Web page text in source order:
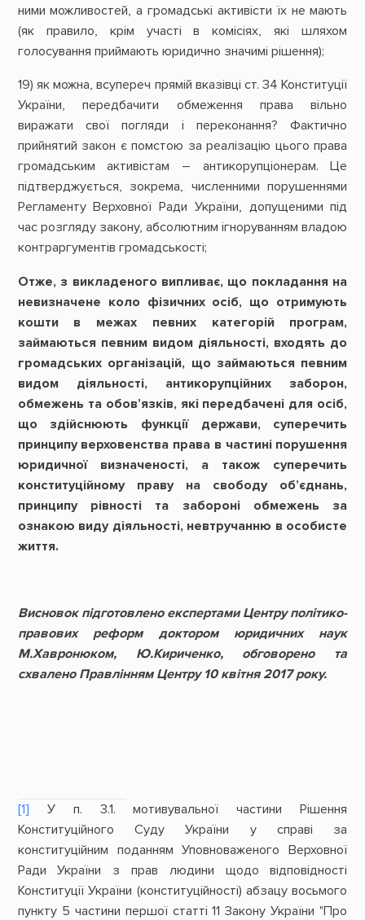
ними можливостей, а громадські активісти їх не мають
(як правило, крім участі в комісіях, які шляхом
голосування приймають юридично значимі рішення);
19) як можна, всупереч прямій вказівці ст. 34 Конституції
України, передбачити обмеження права вільно
виражати свої погляди і переконання? Фактично
прийнятий закон є помстою за реалізацію цього права
громадським активістам – антикорупціонерам. Це
підтверджується, зокрема, численними порушеннями
Регламенту Верховної Ради України, допущеними під
час розгляду закону, абсолютним ігноруванням владою
контраргументів громадськості;
Отже, з викладеного випливає, що покладання на
невизначене коло фізичних осіб, що отримують
кошти в межах певних категорій програм,
займаються певним видом діяльності, входять до
громадських організацій, що займаються певним
видом діяльності, антикорупційних заборон,
обмежень та обов’язків, які передбачені для осіб,
що здійснюють функції держави, суперечить
принципу верховенства права в частині порушення
юридичної визначеності, а також суперечить
конституційному праву на свободу об’єднань,
принципу рівності та забороні обмежень за
ознакою виду діяльності, невтручанню в особисте
життя.
Висновок підготовлено експертами Центру політико-
правових реформ доктором юридичних наук
М.Хавронюком, Ю.Кириченко, обговорено та
схвалено Правлінням Центру 10 квітня 2017 року.
[1] У п. 3.1. мотивувальної частини Рішення
Конституційного Суду України у справі за
конституційним поданням Уповноваженого Верховної
Ради України з прав людини щодо відповідності
Конституції України (конституційності) абзацу восьмого
пункту 5 частини першої статті 11 Закону України "Про